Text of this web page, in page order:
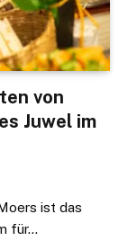
von
Juwel im
ist das
für…